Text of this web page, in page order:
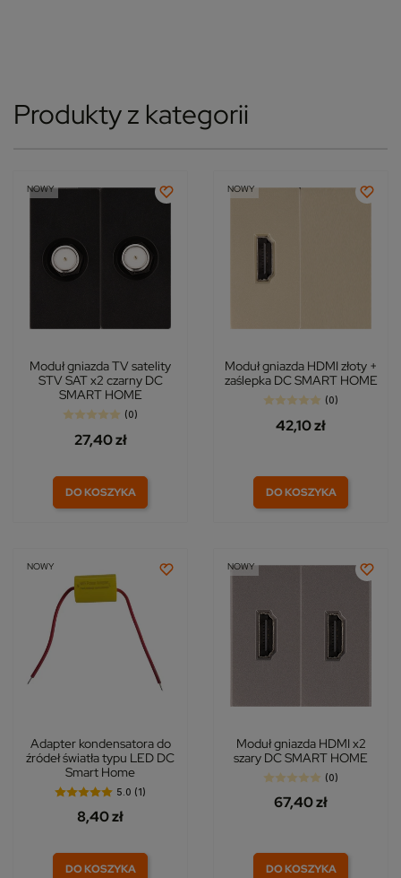
Produkty z kategorii
NOWY
Moduł gniazda TV satelity
STV SAT x2 czarny DC
SMART HOME
(0)
27,40 zł
DO KOSZYKA
NOWY
Moduł gniazda HDMI złoty +
zaślepka DC SMART HOME
(0)
42,10 zł
DO KOSZYKA
NOWY
Adapter kondensatora do
źródeł światła typu LED DC
Smart Home
5.0 (1)
8,40 zł
DO KOSZYKA
NOWY
Moduł gniazda HDMI x2
szary DC SMART HOME
(0)
67,40 zł
DO KOSZYKA